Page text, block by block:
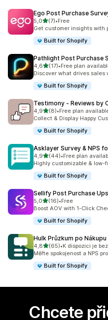
Ego Post Purchase
5,0z 5 hvězd
(7)
Celkový počet recenzí: 7
•Free
Get customer insights with
Built for Shopify
Pathlight Post Purchase
4,6z 5 hvězd
(17)
Celkový počet recenzí: 17
•Free plan
Discover what drives sales
Built for Shopify
Testimony ‑ Reviews by
4,9z 5 hvězd
(8)
Celkový počet recenzí: 8
•Free plan
Collect & Display Happy
Built for Shopify
Asklayer Survey & NPS
4,9z 5 hvězd
(44)
Celkový počet recenzí: 44
•Free plan
Highly customizable &
Built for Shopify
Sellify Post Purchase
5,0z 5 hvězd
(16)
Celkový počet recenzí: 16
•Free
Boost AOV with 1-Click
Built for Shopify
Hulk Průzkum po Nákupu
4,8z 5 hvězd
(65)
Celkový počet recenzí: 65
•K dispozici je
Měřte spokojenost a NPS
Built for Shopify
Chcete